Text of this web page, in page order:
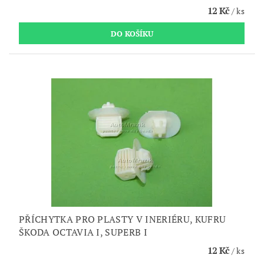
12 Kč/ ks
PŘÍCHYTKA PRO PLASTY V INERIÉRU, KUFRU
ŠKODA OCTAVIA I, SUPERB I
12 Kč/ ks